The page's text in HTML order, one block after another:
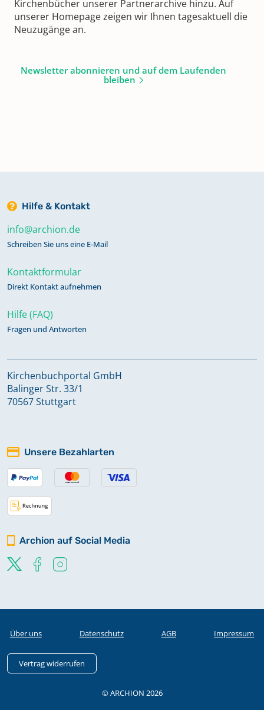
Kirchenbücher unserer Partnerarchive hinzu. Auf
unserer Homepage zeigen wir Ihnen tagesaktuell die
Neuzugänge an.
Newsletter abonnieren und auf dem Laufenden
bleiben
Hilfe & Kontakt
info@archion.de
Schreiben Sie uns eine E-Mail
Kontaktformular
Direkt Kontakt aufnehmen
Hilfe (FAQ)
Fragen und Antworten
Kirchenbuchportal GmbH
Balinger Str. 33/1
70567 Stuttgart
Unsere Bezahlarten
Archion auf Social Media
Über uns Datenschutz AGB Impressum
Vertrag widerrufen
© ARCHION 2026